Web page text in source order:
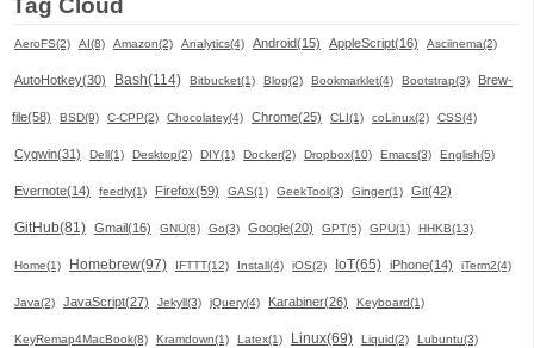
Tag Cloud
AeroFS(2) AI(8) Amazon(2) Analytics(4) Android(15) AppleScript(16) Asciinema(2)
AutoHotkey(30) Bash(114) Bitbucket(1) Blog(2) Bookmarklet(4) Bootstrap(3) Brew-
file(58) BSD(9) C-CPP(2) Chocolatey(4) Chrome(25) CLI(1) coLinux(2) CSS(4)
Cygwin(31) Dell(1) Desktop(2) DIY(1) Docker(2) Dropbox(10) Emacs(3) English(5)
Evernote(14) feedly(1) Firefox(59) GAS(1) GeekTool(3) Ginger(1) Git(42)
GitHub(81) Gmail(16) GNU(8) Go(3) Google(20) GPT(5) GPU(1) HHKB(13)
Home(1) Homebrew(97) IFTTT(12) Install(4) iOS(2) IoT(65) iPhone(14) iTerm2(4)
Java(2) JavaScript(27) Jekyll(3) jQuery(4) Karabiner(26) Keyboard(1)
KeyRemap4MacBook(8) Kramdown(1) Latex(1) Linux(69) Liquid(2) Lubuntu(3)